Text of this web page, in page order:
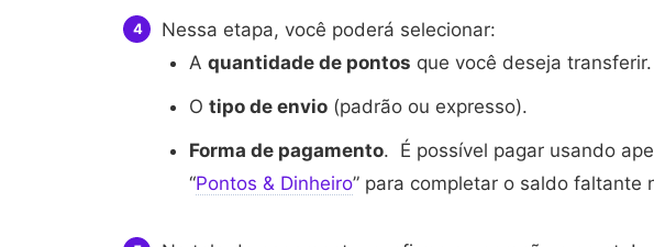
Nessa etapa, você poderá selecionar:
A quantidade de pontos que você deseja transferir.
O tipo de envio (padrão ou expresso).
Forma de pagamento. É possível pagar usando
“Pontos & Dinheiro” para completar o saldo faltante